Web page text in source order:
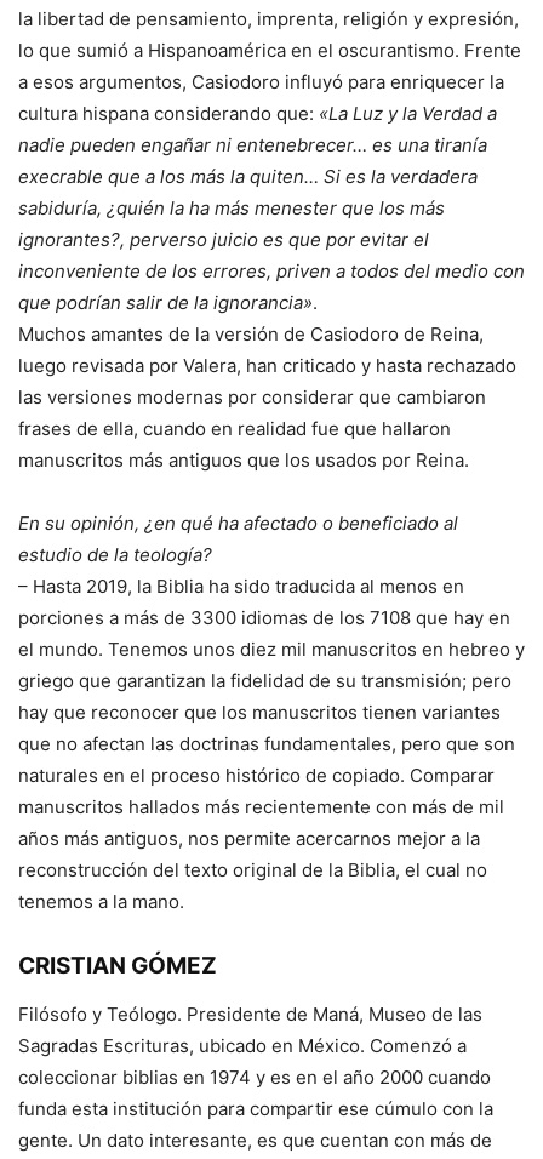
la libertad de pensamiento, imprenta, religión y expresión,
lo que sumió a Hispanoamérica en el oscurantismo. Frente
a esos argumentos, Casiodoro influyó para enriquecer la
cultura hispana considerando que: «La Luz y la Verdad a
nadie pueden engañar ni entenebrecer… es una tiranía
execrable que a los más la quiten… Si es la verdadera
sabiduría, ¿quién la ha más menester que los más
ignorantes?, perverso juicio es que por evitar el
inconveniente de los errores, priven a todos del medio con
que podrían salir de la ignorancia».
Muchos amantes de la versión de Casiodoro de Reina,
luego revisada por Valera, han criticado y hasta rechazado
las versiones modernas por considerar que cambiaron
frases de ella, cuando en realidad fue que hallaron
manuscritos más antiguos que los usados por Reina.
En su opinión, ¿en qué ha afectado o beneficiado al
estudio de la teología?
– Hasta 2019, la Biblia ha sido traducida al menos en
porciones a más de 3300 idiomas de los 7108 que hay en
el mundo. Tenemos unos diez mil manuscritos en hebreo y
griego que garantizan la fidelidad de su transmisión; pero
hay que reconocer que los manuscritos tienen variantes
que no afectan las doctrinas fundamentales, pero que son
naturales en el proceso histórico de copiado. Comparar
manuscritos hallados más recientemente con más de mil
años más antiguos, nos permite acercarnos mejor a la
reconstrucción del texto original de la Biblia, el cual no
tenemos a la mano.
CRISTIAN GÓMEZ
Filósofo y Teólogo. Presidente de Maná, Museo de las
Sagradas Escrituras, ubicado en México. Comenzó a
coleccionar biblias en 1974 y es en el año 2000 cuando
funda esta institución para compartir ese cúmulo con la
gente. Un dato interesante, es que cuentan con más de